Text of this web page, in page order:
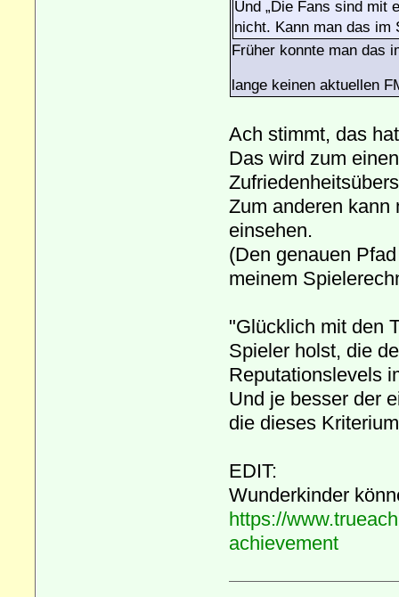
Und „Die Fans sind mit
nicht. Kann man das im
Früher konnte man das
lange keinen aktuellen
Ach stimmt, das
Das wird zum
Zum anderen kann
einsehen.
(Den genauen
meinem
"Glücklich mit den
Spieler holst, die
Reputationslevels
Und je besser der
die dieses
EDIT:
Wunderkinder
https://
achievement